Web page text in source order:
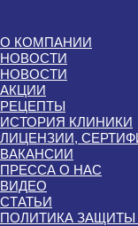
О КОМПАНИИ
НОВОСТИ
НОВОСТИ
АКЦИИ
РЕЦЕПТЫ
ИСТОРИЯ КЛИНИКИ
ЛИЦЕНЗИИ,
ВАКАНСИИ
ПРЕССА О НАС
ВИДЕО
СТАТЬИ
ПОЛИТИКА